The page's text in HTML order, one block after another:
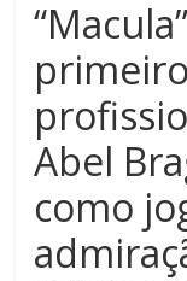
Abel
como